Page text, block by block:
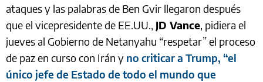
ataques y las palabras de Ben Gvir llegaron después
que el vicepresidente de EE.UU., JD Vance, pidiera el
jueves al Gobierno de Netanyahu “respetar” el proceso
de paz en curso con Irán y no criticar a Trump, “el
único jefe de Estado de todo el mundo que